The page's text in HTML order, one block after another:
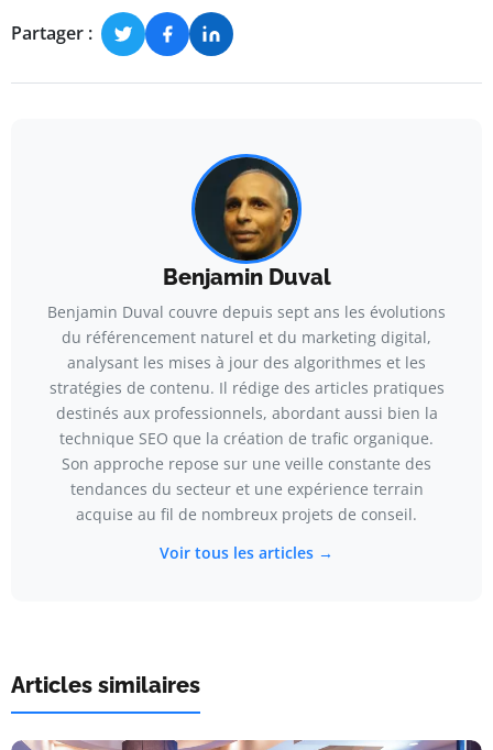
Partager :
Benjamin Duval
Benjamin Duval couvre depuis sept ans les évolutions
du référencement naturel et du marketing digital,
analysant les mises à jour des algorithmes et les
stratégies de contenu. Il rédige des articles pratiques
destinés aux professionnels, abordant aussi bien la
technique SEO que la création de trafic organique.
Son approche repose sur une veille constante des
tendances du secteur et une expérience terrain
acquise au fil de nombreux projets de conseil.
Voir tous les articles →
Articles similaires